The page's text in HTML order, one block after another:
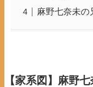
麻野七奈未の
【家系図】麻野